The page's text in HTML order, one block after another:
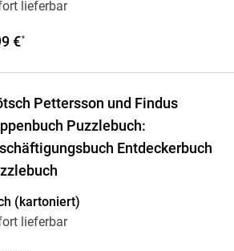
lieferbar
€*
Pettersson und Findus
Puzzlebuch:
Entdeckerbuch
(kartoniert)
lieferbar